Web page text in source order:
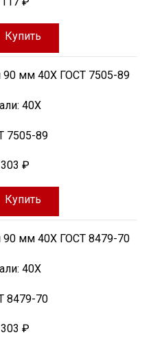
Купить
90 мм 40Х ГОСТ 7505-89
40Х
7505-89
₽
Купить
90 мм 40Х ГОСТ 8479-70
40Х
8479-70
₽